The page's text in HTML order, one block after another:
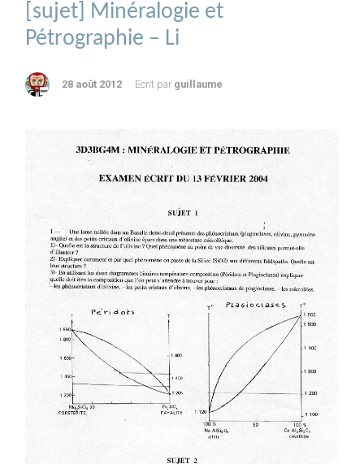
[sujet] Minéralogie et
Pétrographie – Li
28 août 2012 Ecrit par guillaume